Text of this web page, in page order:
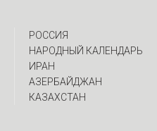
РОССИЯ
НАРОДНЫЙ КАЛЕНДАРЬ
ИРАН
АЗЕРБАЙДЖАН
КАЗАХСТАН